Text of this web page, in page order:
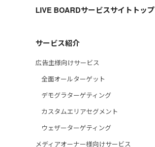
LIVE BOARDサービスサイトトップ
サービス紹介
広告主様向けサービス
全面オールターゲット
デモグラターゲティング
カスタムエリアセグメント
ウェザーターゲティング
メディアオーナー様向けサービス